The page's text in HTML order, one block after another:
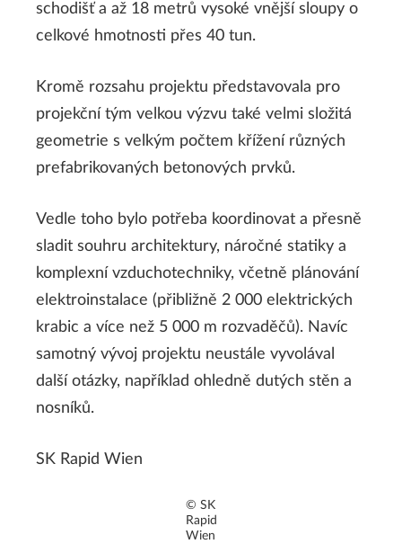
schodišť a až 18 metrů vysoké vnější sloupy o
celkové hmotnosti přes 40 tun.
Kromě rozsahu projektu představovala pro
projekční tým velkou výzvu také velmi složitá
geometrie s velkým počtem křížení různých
prefabrikovaných betonových prvků.
Vedle toho bylo potřeba koordinovat a přesně
sladit souhru architektury, náročné statiky a
komplexní vzduchotechniky, včetně plánování
elektroinstalace (přibližně 2 000 elektrických
krabic a více než 5 000 m rozvaděčů). Navíc
samotný vývoj projektu neustále vyvolával
další otázky, například ohledně dutých stěn a
nosníků.
SK Rapid Wien
© SK
Rapid
Wien